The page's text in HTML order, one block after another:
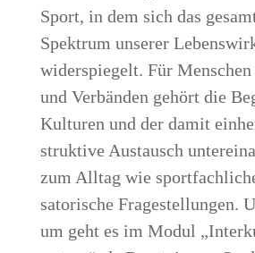
Sport, in dem sich das
Spek­trum unse­rer
wider­spie­gelt. Für
und Ver­bän­den gehört die
Kul­tu­ren und der damit
struk­ti­ve Aus­tausch
zum All­tag wie
sa­to­ri­sche Fra­ge­stel­lun­gen.
um geht es im Modul